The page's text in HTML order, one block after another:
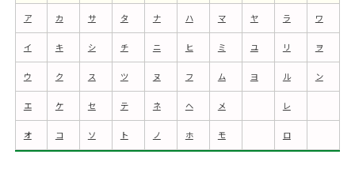
ア カ サ タ ナ ハ マ ヤ ラ ワ
イ キ シ チ ニ ヒ ミ ユ リ ヲ
ウ ク ス ツ ヌ フ ム ヨ ル ン
エ ケ セ テ ネ ヘ メ レ
オ コ ソ ト ノ ホ モ ロ